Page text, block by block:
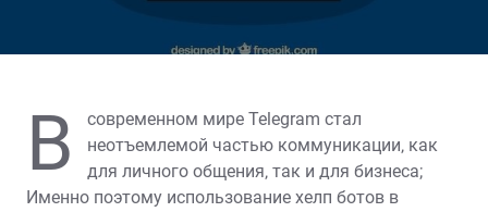
В
современном мире Telegram стал
неотъемлемой частью коммуникации‚ как
для личного общения‚ так и для бизнеса;
Именно поэтому использование хелп ботов в